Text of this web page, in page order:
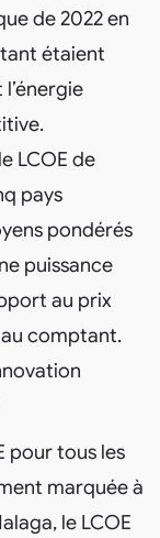
de 2022 en
étaient
LCOE de
pays
pondérés
puissance
au prix
comptant.
pour tous les
marquée à
le LCOE